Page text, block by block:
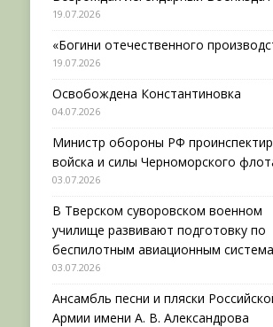
19.07.2026
«Богини отечественного
19.07.2026
Освобождена Константиновка
04.07.2026
Министр обороны РФ
войска и силы Черноморского
03.07.2026
В Тверском суворовском военном
училище развивают подготовку по
беспилотным авиационным
03.07.2026
Ансамбль песни и пляски
Армии имени А. В. Александрова